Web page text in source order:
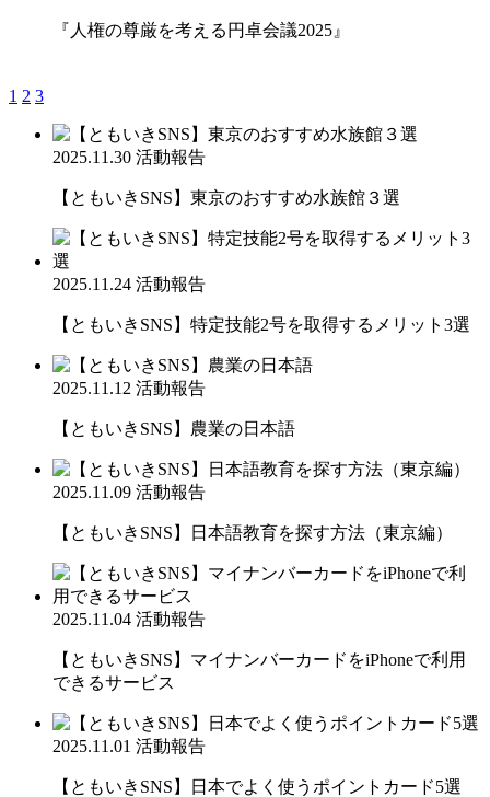
『人権の尊厳を考える円卓会議2025』
1 2 3
2025.11.30 活動報告
【ともいきSNS】東京のおすすめ水族館３選
2025.11.24 活動報告
【ともいきSNS】特定技能2号を取得するメリット3選
2025.11.12 活動報告
【ともいきSNS】農業の日本語
2025.11.09 活動報告
【ともいきSNS】日本語教育を探す方法（東京編）
2025.11.04 活動報告
【ともいきSNS】マイナンバーカードをiPhoneで利用
できるサービス
2025.11.01 活動報告
【ともいきSNS】日本でよく使うポイントカード5選